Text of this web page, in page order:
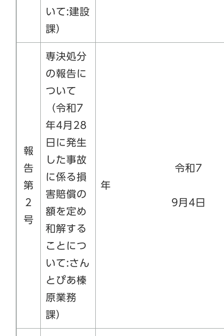
いて:建設
課）
報
告
第
2
号
専決処分
の報告に
ついて
（令和7
年4月28
日に発生
した事故
に係る損
害賠償の
額を定め
和解する
ことにつ
いて:さん
とぴあ榛
原業務
課）
令和7
9月4日